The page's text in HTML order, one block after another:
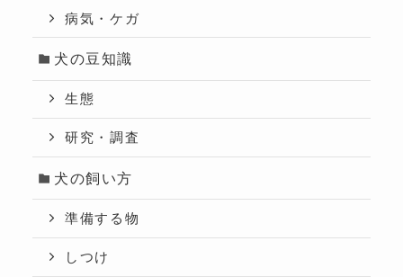
病気・ケガ
犬の豆知識
生態
研究・調査
犬の飼い方
準備する物
しつけ